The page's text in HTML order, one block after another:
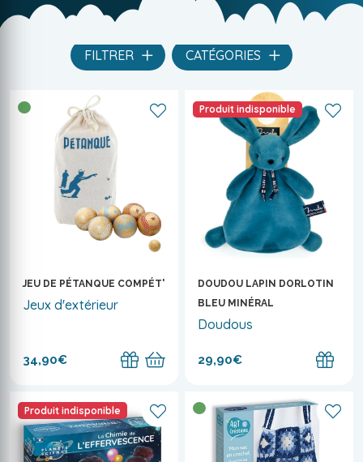
FILTRER CATÉGORIES
JEU DE PÉTANQUE COMPÉT'
Jeux d'extérieur
34,90€
Produit indisponible
DOUDOU LAPIN DORLOTIN
BLEU MINÉRAL
Doudous
29,90€
Produit indisponible